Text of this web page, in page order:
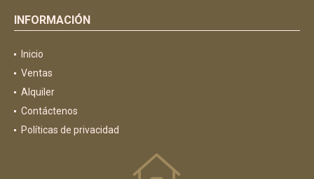
INFORMACIÓN
Inicio
Ventas
Alquiler
Contáctenos
Políticas de privacidad